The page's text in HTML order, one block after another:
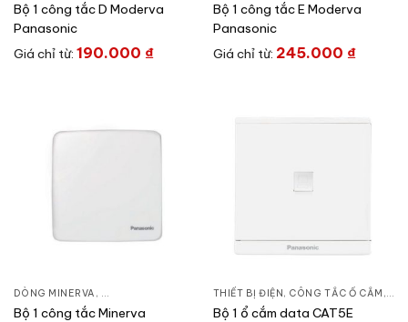
Bộ 1 công tắc D Moderva
Panasonic
Giá chỉ từ: 190.000 ₫
Bộ 1 công tắc E Moderva
Panasonic
Giá chỉ từ: 245.000 ₫
DÒNG MINERVA , CÔNG TẮC Ổ CẮM THIẾT BỊ ĐIỆN
Bộ 1 công tắc Minerva
THIẾT BỊ ĐIỆN, CÔNG TẮC Ổ CẮM ,
Bộ 1 ổ cắm data CAT5E